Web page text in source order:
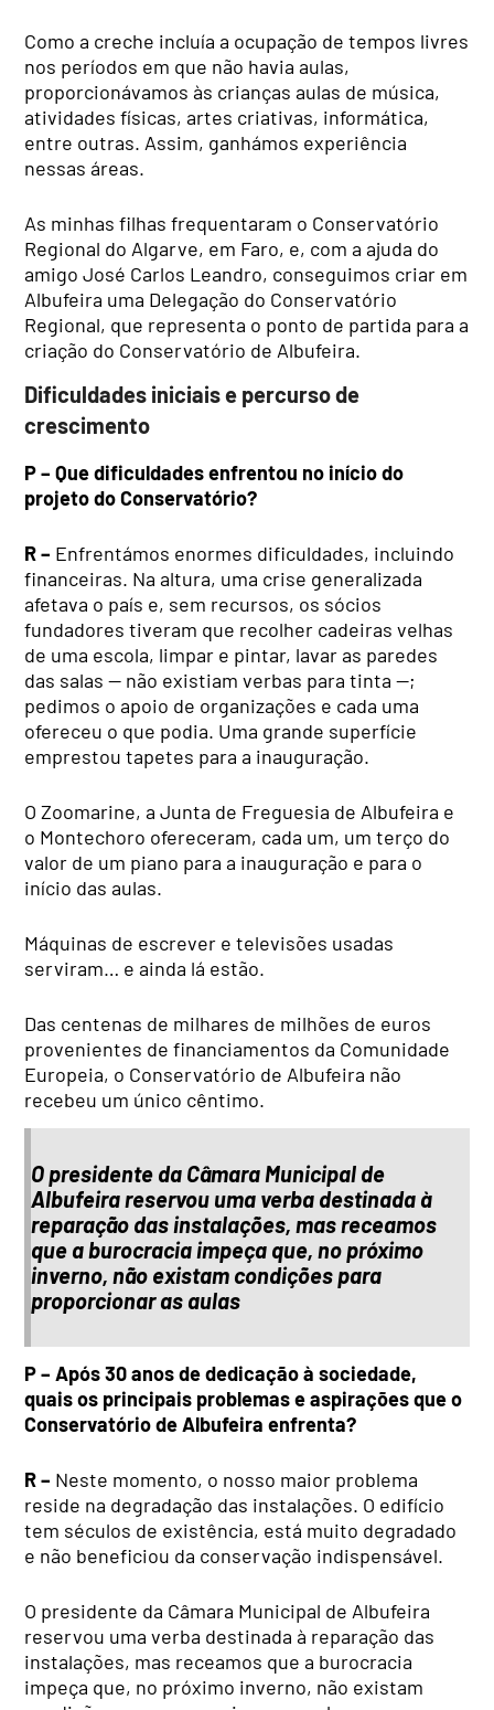
Como a creche incluía a ocupação de tempos livres
nos períodos em que não havia aulas,
proporcionávamos às crianças aulas de música,
atividades físicas, artes criativas, informática,
entre outras. Assim, ganhámos experiência
nessas áreas.
As minhas filhas frequentaram o Conservatório
Regional do Algarve, em Faro, e, com a ajuda do
amigo José Carlos Leandro, conseguimos criar em
Albufeira uma Delegação do Conservatório
Regional, que representa o ponto de partida para a
criação do Conservatório de Albufeira.
Dificuldades iniciais e percurso de
crescimento
P – Que dificuldades enfrentou no início do
projeto do Conservatório?
R – Enfrentámos enormes dificuldades, incluindo
financeiras. Na altura, uma crise generalizada
afetava o país e, sem recursos, os sócios
fundadores tiveram que recolher cadeiras velhas
de uma escola, limpar e pintar, lavar as paredes
das salas — não existiam verbas para tinta —;
pedimos o apoio de organizações e cada uma
ofereceu o que podia. Uma grande superfície
emprestou tapetes para a inauguração.
O Zoomarine, a Junta de Freguesia de Albufeira e
o Montechoro ofereceram, cada um, um terço do
valor de um piano para a inauguração e para o
início das aulas.
Máquinas de escrever e televisões usadas
serviram… e ainda lá estão.
Das centenas de milhares de milhões de euros
provenientes de financiamentos da Comunidade
Europeia, o Conservatório de Albufeira não
recebeu um único cêntimo.
O presidente da Câmara Municipal de
Albufeira reservou uma verba destinada à
reparação das instalações, mas receamos
que a burocracia impeça que, no próximo
inverno, não existam condições para
proporcionar as aulas
P – Após 30 anos de dedicação à sociedade,
quais os principais problemas e aspirações que o
Conservatório de Albufeira enfrenta?
R – Neste momento, o nosso maior problema
reside na degradação das instalações. O edifício
tem séculos de existência, está muito degradado
e não beneficiou da conservação indispensável.
O presidente da Câmara Municipal de Albufeira
reservou uma verba destinada à reparação das
instalações, mas receamos que a burocracia
impeça que, no próximo inverno, não existam